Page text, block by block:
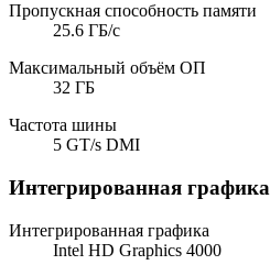
Пропускная способность памяти
25.6 ГБ/с
Максимальный объём ОП
32 ГБ
Частота шины
5 GT/s DMI
Интегрированная графика
Интегрированная графика
Intel HD Graphics 4000